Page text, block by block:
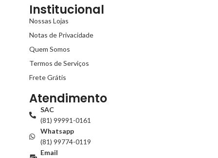
Institucional
Nossas Lojas
Notas de Privacidade
Quem Somos
Termos de Serviços
Frete Grátis
Atendimento
SAC
(81) 99991-0161
Whatsapp
(81) 99774-0119
Email